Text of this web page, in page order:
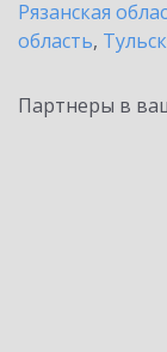
Рязанская
область,
Партнеры в